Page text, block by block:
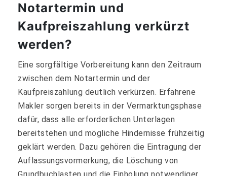
Notartermin und
Kaufpreiszahlung verkürzt
werden?
Eine sorgfältige Vorbereitung kann den Zeitraum
zwischen dem Notartermin und der
Kaufpreiszahlung deutlich verkürzen. Erfahrene
Makler sorgen bereits in der Vermarktungsphase
dafür, dass alle erforderlichen Unterlagen
bereitstehen und mögliche Hindernisse frühzeitig
geklärt werden. Dazu gehören die Eintragung der
Auflassungsvormerkung, die Löschung von